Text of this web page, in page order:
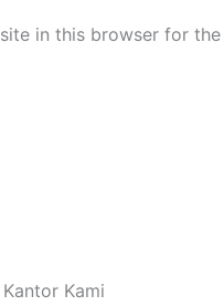
in this browser for
Kantor Kami